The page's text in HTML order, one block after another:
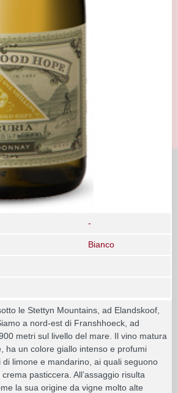
-
Bianco
le Stettyn Mountains, ad Elandskoof,
a nord-est di Franshhoeck, ad
metri sul livello del mare. Il vino matura
ha un colore giallo intenso e profumi
limone e mandarino, ai quali seguono
pasticcera. All’assaggio risulta
la sua origine da vigne molto alte